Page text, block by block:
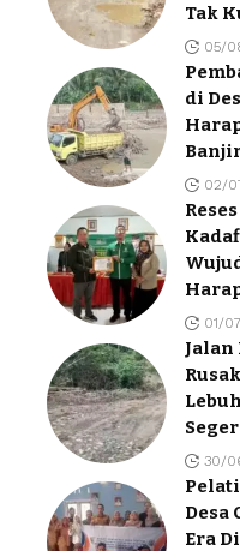
Tak
05/
di
02/
01/
Jalan
30/
Desa
Era